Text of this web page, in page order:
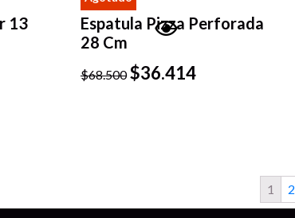
13
Espatula Pizza Perforada
28 Cm
$68.500 $36.414
rápida
1 2